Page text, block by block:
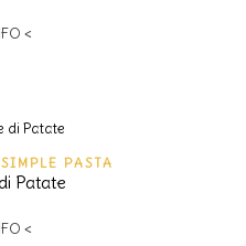
<
SIMPLE PASTA
Patate
<